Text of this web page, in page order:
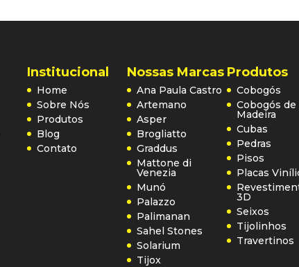
Institucional
Home
Sobre Nós
Produtos
Blog
Contato
Nossas Marcas
Ana Paula Castro
Artemano
Asper
Brogliatto
Graddus
Mattone di
Venezia
Munó
Palazzo
Palimanan
Sahel Stones
Solarium
Tijox
Produtos
Cobogós
Cobogós de
Madeira
Cubas
Pedras
Pisos
Placas
3D
Seixos
Tijolinhos
Travertinos